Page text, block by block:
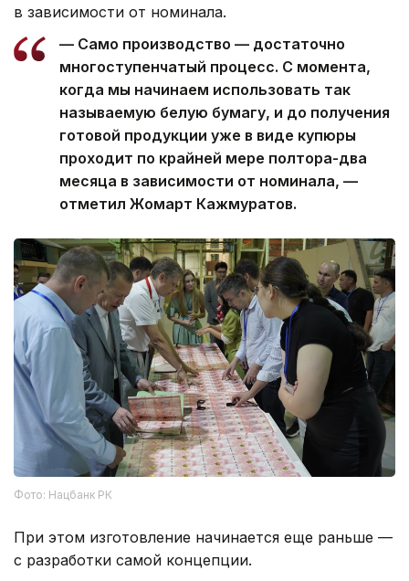
в зависимости от номинала.
— Само производство — достаточно
многоступенчатый процесс. С момента,
когда мы начинаем использовать так
называемую белую бумагу, и до получения
готовой продукции уже в виде купюры
проходит по крайней мере полтора-два
месяца в зависимости от номинала, —
отметил Жомарт Кажмуратов.
Фото: Нацбанк РК
При этом изготовление начинается еще раньше —
с разработки самой концепции.